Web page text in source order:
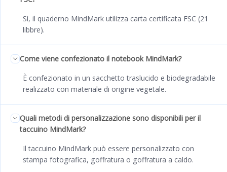
Sì, il quaderno MindMark utilizza carta certificata FSC (21
libbre).
Come viene confezionato il notebook MindMark?
È confezionato in un sacchetto traslucido e biodegradabile
realizzato con materiale di origine vegetale.
Quali metodi di personalizzazione sono disponibili per il
taccuino MindMark?
Il taccuino MindMark può essere personalizzato con
stampa fotografica, goffratura o goffratura a caldo.